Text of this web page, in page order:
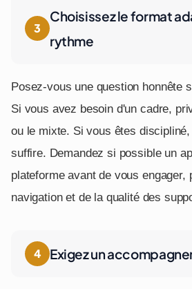
Choisissez le format
rythme
Posez-vous une question honnête
Si vous avez besoin d'un cadre,
ou le mixte. Si vous êtes
suffire. Demandez si possible un
plateforme avant de vous engager,
navigation et de la qualité des
Exigez un